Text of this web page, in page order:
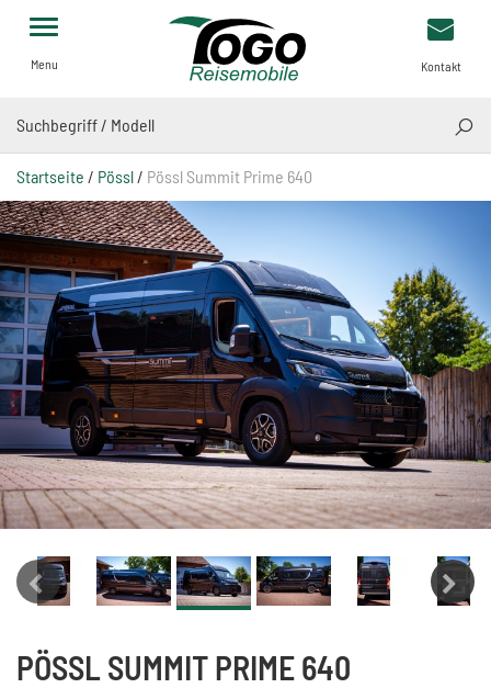
Menu Kontakt
Startseite / Pössl/ Pössl Summit Prime 640
PÖSSL SUMMIT PRIME 640